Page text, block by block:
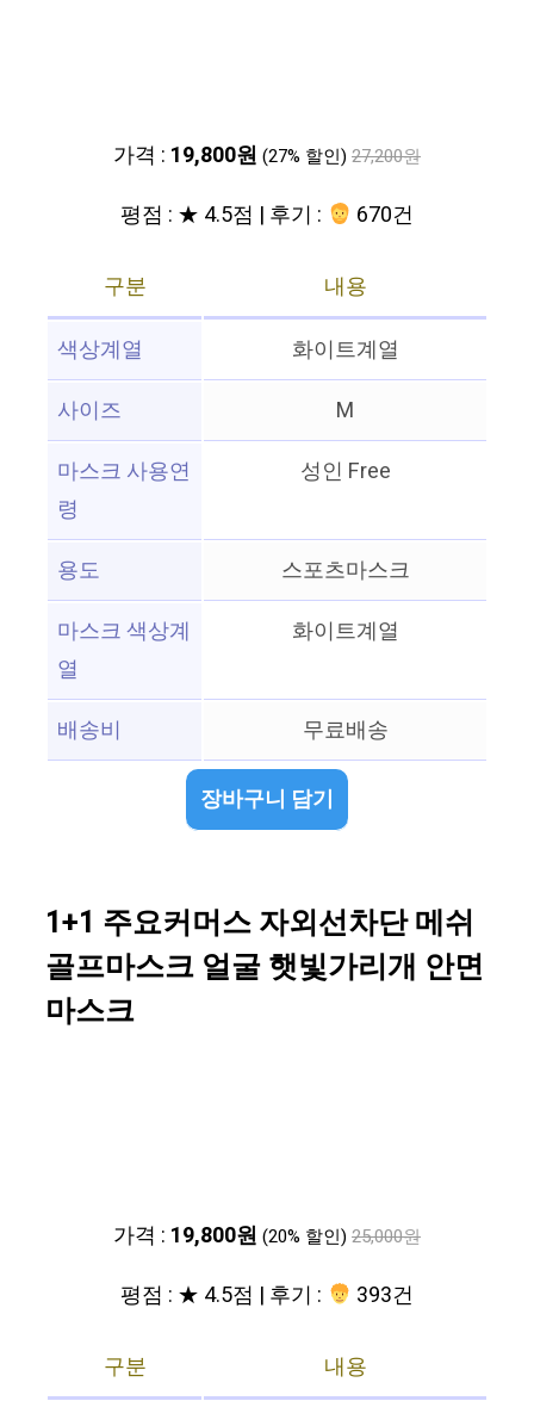
가격 : 19,800원 (27% 할인) 27,200원
평점 : ★ 4.5점 | 후기 : 670건
구분
내용
색상계열
화이트계열
사이즈
M
마스크 사용연
령
성인 Free
용도
스포츠마스크
마스크 색상계
열
화이트계열
배송비 무료배송
장바구니 담기
1+1 주요커머스 자외선차단 메쉬
골프마스크 얼굴 햇빛가리개 안면
마스크
가격 : 19,800원 (20% 할인) 25,000원
평점 : ★ 4.5점 | 후기 : 393건
구분 내용